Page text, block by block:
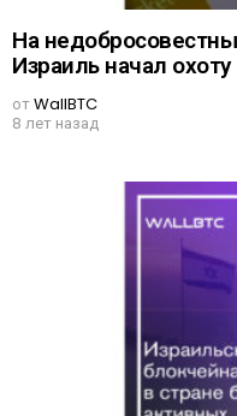
На
Израиль начал охоту
отWallBTC
8 лет назад